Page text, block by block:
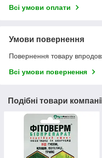
Всі умови оплати
Умови повернення
Повернення товару
Всі умови повернення
Подібні товари